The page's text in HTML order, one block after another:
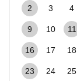
2 3 4
9 10 11
16 17 18
23 24 25